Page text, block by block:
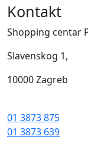
Kontakt
Shopping centar
Slavenskog 1,
10000 Zagreb
01 3873 875
01 3873 639